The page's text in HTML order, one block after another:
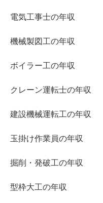
電気工事士の年収
機械製図工の年収
ボイラー工の年収
クレーン運転士の年収
建設機械運転工の年収
玉掛け作業員の年収
掘削・発破工の年収
型枠大工の年収